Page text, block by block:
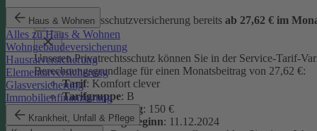
Haus & Wohnen
Alles zu Haus & Wohnen
Wohngebäudeversicherung
Hausratversicherung
Elementarversicherung
Glasversicherung
Immobilienfinanzierung
Krankheit, Unfall & Pflege
günstige Rechtsschutzversicherung bereits ab 27,62 € im
Unseren Privatrechtsschutz können Sie in der Service-Tarif-
Berechnungsgrundlage für einen Monatsbeitrag von 27,62 €:
Tarif: Komfort clever
Tarifgruppe: B
Selbstbeteiligung: 150 €
Versicherungsbeginn: 11.12.2024